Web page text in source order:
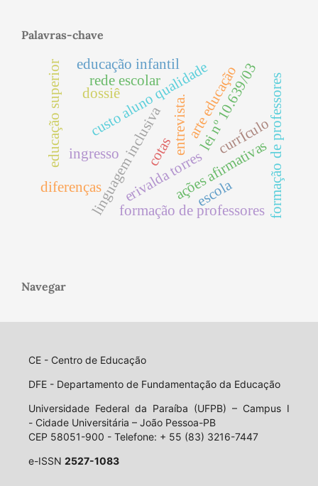
Palavras-chave
linguagem inclusiva
custo aluno qualidade
erivalda torresações afirmativas
cotas
ingresso entrevista.arte educação formação de professores
educação superior rede escolar
educação infantil
formação de professores
lei nº 10.639/03
escola
diferenças
currÍculo
dossiê
Navegar
CE - Centro de Educação
DFE - Departamento de Fundamentação da Educação
Universidade Federal da Paraíba (UFPB) – Campus I
- Cidade Universitária – João Pessoa-PB
CEP 58051-900 - Telefone: + 55 (83) 3216-7447
e-ISSN 2527-1083